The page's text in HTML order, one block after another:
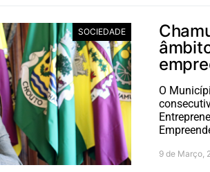
SOCIEDADE
O
9 de Março,